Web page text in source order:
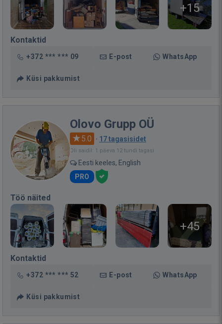
+15
Kontaktid
+372 *** *** 09 E-post WhatsApp
Küsi pakkumist
Olovo Grupp OÜ
5.0 · 17 tagasisidet
Oli saidil: 1 päeva 12 tundi tagasi
Eesti keeles, English
PRO
Töö näited
+45
Kontaktid
+372 *** *** 52 E-post WhatsApp
Küsi pakkumist